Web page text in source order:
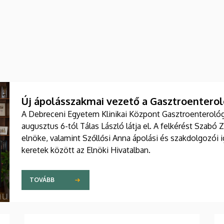
Új ápolásszakmai vezető a
A Debreceni Egyetem Klinikai Központ
augusztus 6-tól Tálas László látja el. A felkérést Szabó
elnöke, valamint Szőllősi Anna ápolási és szakdolgozói
keretek között az Elnöki Hivatalban.
TOVÁBB